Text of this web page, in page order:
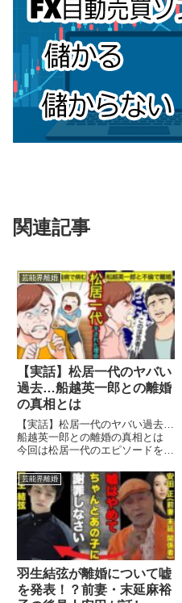
関連記事
芸能界離婚
【実話】松居一代のヤバい
過去…船越英一郎との離婚
の真相とは
【実話】松居一代のヤバい過去…
船越英一郎との離婚の真相とは
今回は松居一代のエピソードを紹
...関連ツイート
芸能界離婚
羽生結弦が離婚について嘘
を発表！？前妻・末延麻裕